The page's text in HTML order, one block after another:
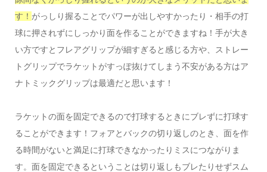
す！ がっしり握ることでパワーが出しやすかったり・相手の打
球に押されずにしっかり面を作ることができますね！手が大き
い方ですとフレアグリップが細すぎると感じる方や、ストレー
トグリップでラケットがすっぽ抜けてしまう不安がある方はア
ナトミックグリップは最適だと思います！
ラケットの面を固定できるので打球するときにブレずに打球す
ることができます！フォアとバックの切り返しのとき、面を作
る時間がないと満足に打球できなかったりミスにつながりま
す。面を固定できるということは切り返しもブレたりせずスム